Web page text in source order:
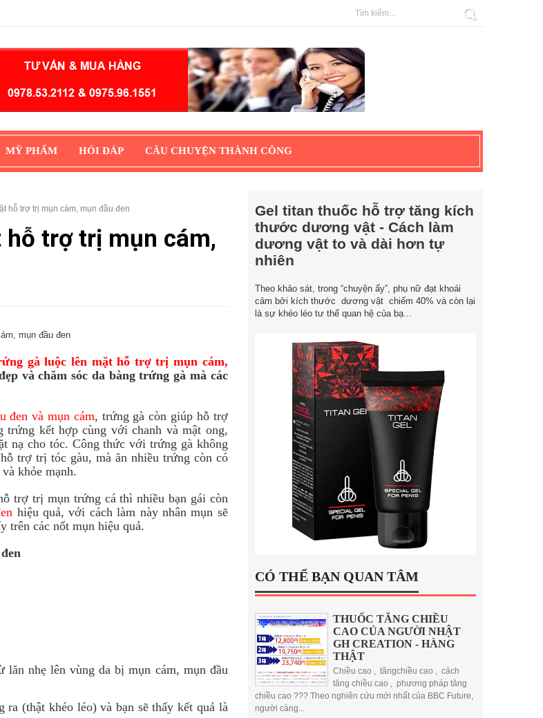
MỸ PHẨM HỎI ĐÁP CÂU CHUYỆN THÀNH CÔNG
hỗ trợ trị mụn cám, mụn đầu đen
trợ trị mụn cám,
gà luộc lên mặt hỗ trợ trị mụn cám,
và chăm sóc da bàng trứng gà mà các
đen và mụn cám, trứng gà còn giúp hỗ trợ
kết hợp cùng với chanh và mật ong,
nạ cho tóc. Công thức với trứng gà không
trợ trị tóc gàu, mà ăn nhiều trứng còn có
khỏe mạnh.
trợ trị mụn trứng cá thì nhiều bạn gái còn
hiệu quả, với cách làm này nhân mụn sẽ
trên các nốt mụn hiệu quả.
nhẹ lên vùng da bị mụn cám, mụn đầu
(thật khéo léo) và bạn sẽ thấy kết quả là
Gel titan thuốc hỗ trợ tăng kích
thước dương vật - Cách làm
dương vật to và dài hơn tự
nhiên
Theo khảo sát, trong “chuyện ấy”, phụ nữ đạt khoái
cảm bởi kích thước dương vật chiếm 40% và còn lại
là sự khéo léo tư thế quan hệ của bạ...
CÓ THỂ BẠN QUAN TÂM
THUỐC TĂNG CHIỀU
CAO CỦA NGƯỜI NHẬT
GH CREATION - HÀNG
THẬT
Chiều cao , tăngchiều cao , cách
tăng chiều cao , phương pháp tăng
chiều cao ??? Theo nghiên cứu mới nhất của BBC Future,
người càng...